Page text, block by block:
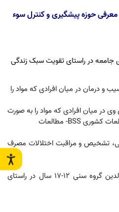
حوزه پیشگیری و کنترل سوء
جامعه در راستای تقویت سبک زندگی
درمان در میان افرادی که مواد را
در میان افرادی که مواد را به صورت
کشوریBSS- مطالعات
تشخیص و مراقبت اختلالات مصرف
گروه سنی 12-17 سال در راستای